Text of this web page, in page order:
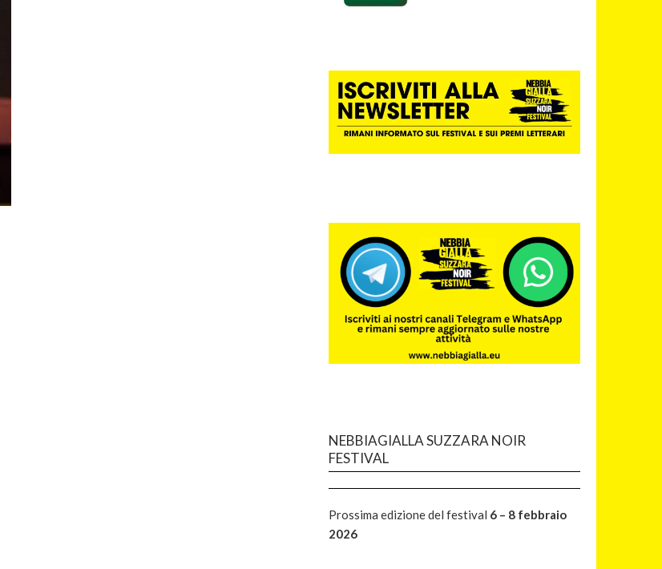
NEBBIAGIALLA SUZZARA NOIR
FESTIVAL
Prossima edizione del festival 6 – 8 febbraio
2026